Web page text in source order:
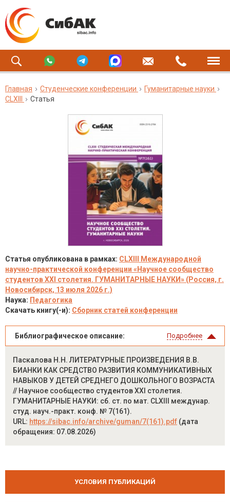
Главная Студенческие конференции
Гуманитарные науки
CLXIII
Статья
Статья опубликована в рамках: CLXIII Международной
научно-практической конференции «Научное сообщество
студентов XXI столетия. ГУМАНИТАРНЫЕ НАУКИ» (Россия, г.
Новосибирск, 13 июля 2026 г.)
Наука: Педагогика
Скачать книгу(-и): Сборник статей конференции
Библиографическое описание: Подробнее
Паскалова Н.Н. ЛИТЕРАТУРНЫЕ ПРОИЗВЕДЕНИЯ В.В.
БИАНКИ КАК СРЕДСТВО РАЗВИТИЯ КОММУНИКАТИВНЫХ
НАВЫКОВ У ДЕТЕЙ СРЕДНЕГО ДОШКОЛЬНОГО ВОЗРАСТА
// Научное сообщество студентов XXI столетия.
ГУМАНИТАРНЫЕ НАУКИ: сб. ст. по мат. CLXIII междунар.
студ. науч.-практ. конф. № 7(161).
URL: https://sibac.info/archive/guman/7(161).pdf (дата
обращения: 07.08.2026)
УСЛОВИЯ ПУБЛИКАЦИЙ